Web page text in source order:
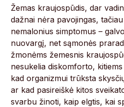
Žemas kraujospūdis, dar
dažnai nėra pavojingas,
nemalonius simptomus –
nuovargį, net sąmonės
žmonėms žemesnis
nesukelia diskomforto,
kad organizmui trūksta
ar kad pasireiškė kitos
svarbu žinoti, kaip elgtis, kai